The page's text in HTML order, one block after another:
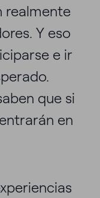
realmente
Y eso
e ir
que si
en